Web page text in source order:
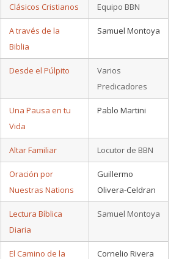
Clásicos Cristianos Equipo BBN
A través de la
Biblia
Samuel Montoya
Desde el Púlpito
Varios
Predicadores
Una Pausa en tu
Vida
Pablo Martini
Altar Familiar Locutor de BBN
Oración por
Nuestras Nations
Guillermo
Olivera-Celdran
Lectura Bíblica
Diaria
Samuel Montoya
El Camino de la
Cornelio Rivera